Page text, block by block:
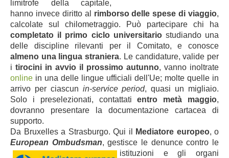
limitrofe della capitale,
hanno invece diritto al rimborso delle spese di viaggio,
calcolate sul chilometraggio. Può partecipare chi ha
completato il primo ciclo universitariostudiando una
delle discipline rilevanti per il Comitato, e conosce
almeno una lingua straniera. Le candidature, valide per
i tirocini in avvio il prossimo autunno, vanno inoltrate
online in una delle lingue ufficiali dell'Ue; molte quelle in
arrivo per ciascun in-service period, quasi un migliaio.
Solo i preselezionati, contattatientro metà maggio,
dovranno presentare la documentazione cartacea di
supporto.
Da Bruxelles a Strasburgo. Qui il
Mediatore europeo, o
European Ombudsman, gestisce le denunce contro le
istituzioni e gli organi